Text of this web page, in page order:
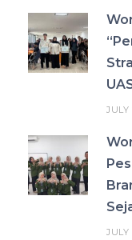
JULY
JULY